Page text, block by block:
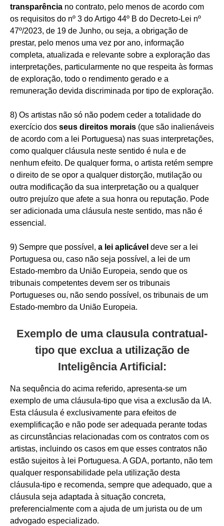
transparência no contrato, pelo menos de acordo com
os requisitos do nº 3 do Artigo 44º B do Decreto-Lei nº
47º/2023, de 19 de Junho, ou seja, a obrigação de
prestar, pelo menos uma vez por ano, informação
completa, atualizada e relevante sobre a exploração das
interpretações, particularmente no que respeita às formas
de exploração, todo o rendimento gerado e a
remuneração devida discriminada por tipo de exploração.
8) Os artistas não só não podem ceder a totalidade do
exercício dos seus direitos morais (que são inalienáveis
de acordo com a lei Portuguesa) nas suas interpretações,
como qualquer cláusula neste sentido é nula e de
nenhum efeito. De qualquer forma, o artista retém sempre
o direito de se opor a qualquer distorção, mutilação ou
outra modificação da sua interpretação ou a qualquer
outro prejuízo que afete a sua honra ou reputação. Pode
ser adicionada uma cláusula neste sentido, mas não é
essencial.
9) Sempre que possível, a lei aplicável deve ser a lei
Portuguesa ou, caso não seja possível, a lei de um
Estado-membro da União Europeia, sendo que os
tribunais competentes devem ser os tribunais
Portugueses ou, não sendo possível, os tribunais de um
Estado-membro da União Europeia.
Exemplo de uma clausula contratual-
tipo que exclua a utilização de
Inteligência Artificial:
Na sequência do acima referido, apresenta-se um
exemplo de uma cláusula-tipo que visa a exclusão da IA.
Esta cláusula é exclusivamente para efeitos de
exemplificação e não pode ser adequada perante todas
as circunstâncias relacionadas com os contratos com os
artistas, incluindo os casos em que esses contratos não
estão sujeitos à lei Portuguesa. A GDA, portanto, não tem
qualquer responsabilidade pela utilização desta
cláusula-tipo e recomenda, sempre que adequado, que a
cláusula seja adaptada à situação concreta,
preferencialmente com a ajuda de um jurista ou de um
advogado especializado.